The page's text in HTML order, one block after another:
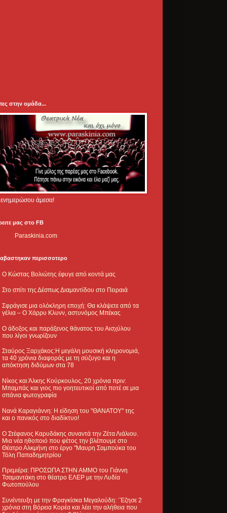
στην ομάδα...
ενημερώσου άμεσα!
μας στο FB
Paraskinia.com
περισσοτερο
Ο Κώστας Βολιώτης έφυγε από κοντά μας
Στο σπίτι της Δέσπως Διαμαντίδου στο Πειραιά
Σφράγισε μια ολόκληρη εποχή: Θα κλάψετε από τα
γέλια – Ο Χάρρυ Κλυνν, αστυνόμος Μπέκας
Ο άδοξος και παράξενος θάνατος του Αισχύλου
που λίγοι γνωρίζουν
Σταύρος Ξαρχάκος:Η μεγάλη μουσική κληρονομιά,
τα 40 χρόνια διαφοράς με τη σύζυγο και η
απόκτηση διδύμων στα 78
Νίκος και Άλκης Κούρκουλος, 20 χρόνια πριν:
Μπαμπάς και γιος πιο γοητευτικοί από ποτέ σε μια
σπάνια φωτογραφία
Νανά Καραγιάννη: Η είδηση του "ΘΑΝΑΤΟΥ" της
και ο πανικός στο διαδίκτυο!
Ο Στέφανος Καρυδάκης συναντά την Ζέτα Λιάλιου.
Μια νέα ηθοποιό που φέτος την βλέπουμε στο
Θέατρο Αλκμήνη στο έργο "Μαυρη Σαμπούκα του
Τόλη Παπαδημητρίου
Πρεμιέρα: ΠΡΟΣΩΠΑ ΣΤΗΝ ΑΜΜΟ του Γιάννη
Τσαμαντάκη στο θέατρο ΕΛΕΡ με την Λυδία
Φωτοπούλου
Συνέντευξη με την Φραγκίσκα Μεγαλούδη: ΄Έζησε 2
χρόνια στη Βόρεια Κορέα και λέει την αλήθεια που